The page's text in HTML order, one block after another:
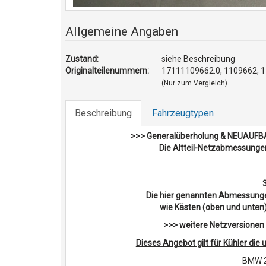
Allgemeine Angaben
Zustand:
siehe Beschreibung
Originalteilenummern:
17111109662.0, 1109662,
(Nur zum Vergleich)
Beschreibung Fahrzeugtypen
>>> Generalüberholung &
Die Altteil-
Die hier genannten
wie Kästen (oben und
>>> weitere
Dieses Angebot gilt für Kühler die
BMW